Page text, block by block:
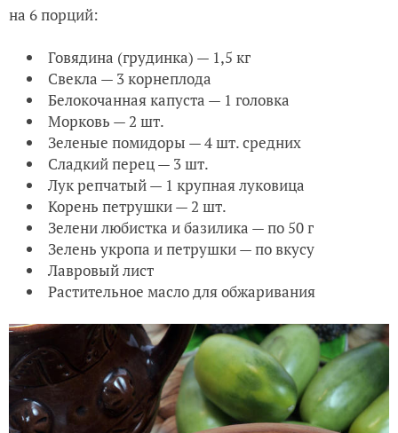
на 6 порций:
Говядина (грудинка) — 1,5 кг
Свекла — 3 корнеплода
Белокочанная капуста — 1 головка
Морковь — 2 шт.
Зеленые помидоры — 4 шт. средних
Сладкий перец — 3 шт.
Лук репчатый — 1 крупная луковица
Корень петрушки — 2 шт.
Зелени любистка и базилика — по 50 г
Зелень укропа и петрушки — по вкусу
Лавровый лист
Растительное масло для обжаривания